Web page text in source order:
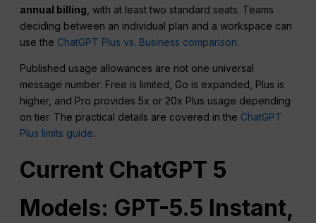
annual billing , with at least two standard seats. Teams
deciding between an individual plan and a workspace can
use the ChatGPT Plus vs. Business comparison.
Published usage allowances are not one universal
message number: Free is limited, Go is expanded, Plus is
higher, and Pro provides 5x or 20x Plus usage depending
on tier. The practical details are covered in the ChatGPT
Plus limits guide.
Current ChatGPT 5
Models: GPT-5.5 Instant,